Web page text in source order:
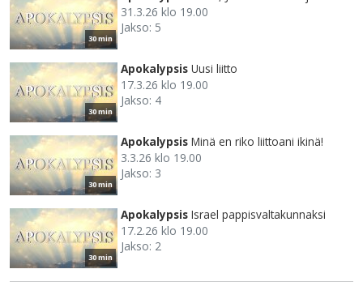
30 min
31.3.26 klo 19.00
Jakso: 5
30 min
Apokalypsis Uusi liitto
17.3.26 klo 19.00
Jakso: 4
30 min
Apokalypsis Minä en riko liittoani ikinä!
3.3.26 klo 19.00
Jakso: 3
30 min
Apokalypsis Israel pappisvaltakunnaksi
17.2.26 klo 19.00
Jakso: 2